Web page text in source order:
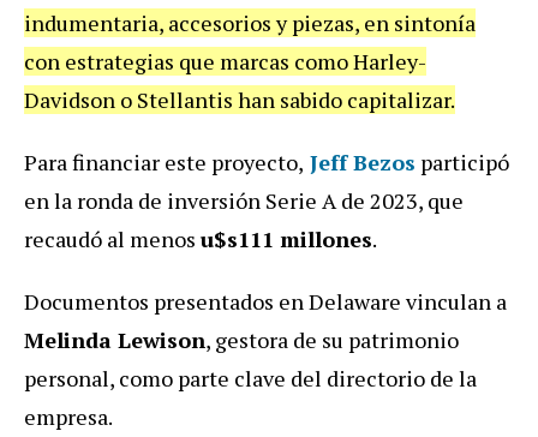
indumentaria, accesorios y piezas, en sintonía
con estrategias que marcas como Harley-
Davidson o Stellantis han sabido capitalizar.
Para financiar este proyecto, Jeff Bezos participó
en la ronda de inversión Serie A de 2023, que
recaudó al menos u$s111 millones.
Documentos presentados en Delaware vinculan a
Melinda Lewison, gestora de su patrimonio
personal, como parte clave del directorio de la
empresa.